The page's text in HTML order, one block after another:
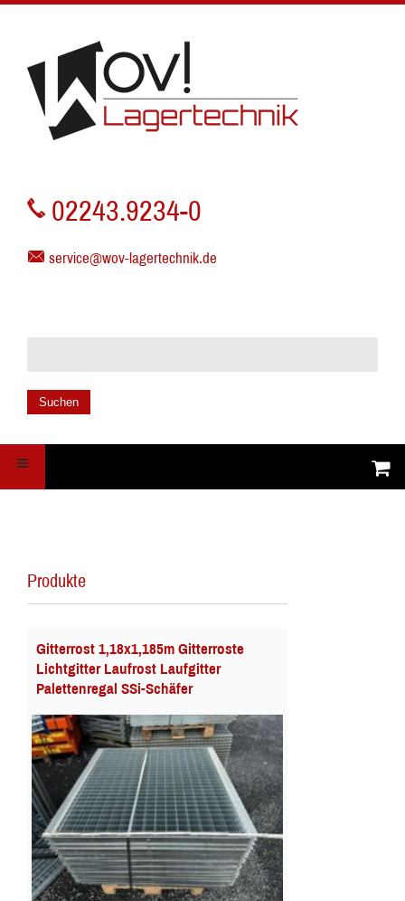
02243.9234-0
service@wov-lagertechnik.de
Suchen
Produkte
Gitterrost 1,18x1,185m Gitterroste
Lichtgitter Laufrost Laufgitter
Palettenregal SSi-Schäfer